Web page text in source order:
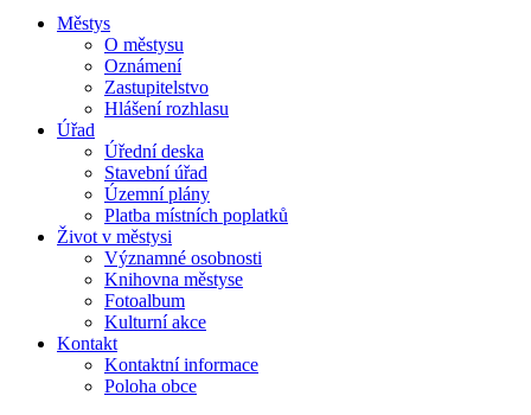
Městys
O městysu
Oznámení
Zastupitelstvo
Hlášení rozhlasu
Úřad
Úřední deska
Stavební úřad
Územní plány
Platba místních poplatků
Život v městysi
Významné osobnosti
Knihovna městyse
Fotoalbum
Kulturní akce
Kontakt
Kontaktní informace
Poloha obce